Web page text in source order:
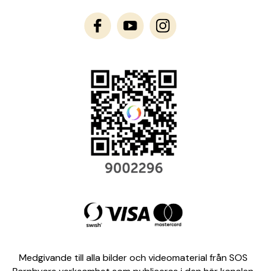
Medgivande till alla bilder och videomaterial från SOS